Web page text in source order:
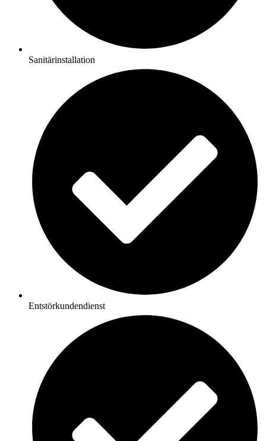
Sanitärinstallation
Entstörkundendienst